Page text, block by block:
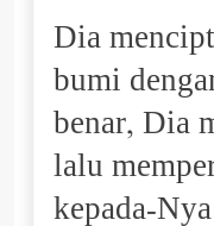
Dia
bumi
benar, Dia
lalu
kepada-